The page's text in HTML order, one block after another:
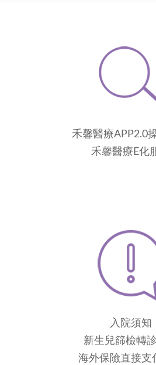
禾馨醫療APP2.0
禾馨醫療E化
入院須知
新生兒篩檢轉
海外保險直接支